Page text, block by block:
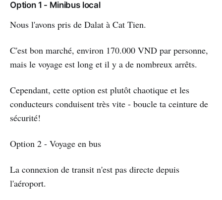
Option 1 - Minibus local
Nous l'avons pris de Dalat à Cat Tien.
C'est bon marché, environ 170.000 VND par personne,
mais le voyage est long et il y a de nombreux arrêts.
Cependant, cette option est plutôt chaotique et les
conducteurs conduisent très vite - boucle ta ceinture de
sécurité!
Option 2 - Voyage en bus
La connexion de transit n'est pas directe depuis
l'aéroport.